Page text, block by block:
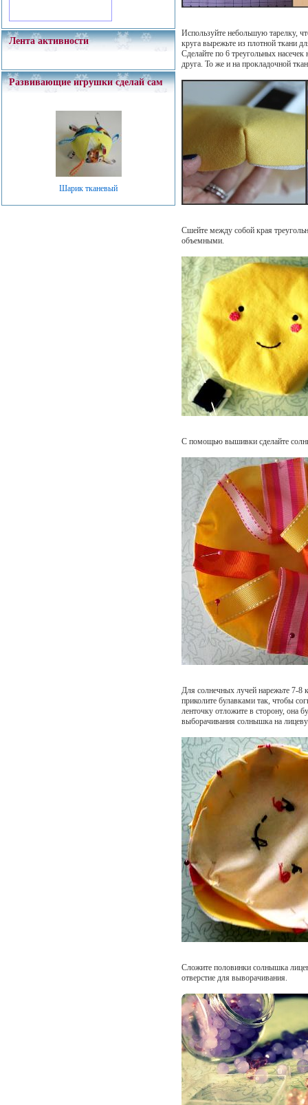
Лента активности
Развивающие игрушки сделай сам
Шарик тканевый
Используйте небольшую тарелку,
круга вырежьте из плотной ткани
Сделайте по 6 треугольных
друга. То же и на прокладочной
Сшейте между собой края
объемными.
С помощью вышивки сделайте
Для солнечных лучей нарежьте 7-8
приколите булавками так, чтобы
ленточку отложите в сторону, она
выборачивания солнышка на
Сложите половинки солнышка
отверстие для выворачивания.